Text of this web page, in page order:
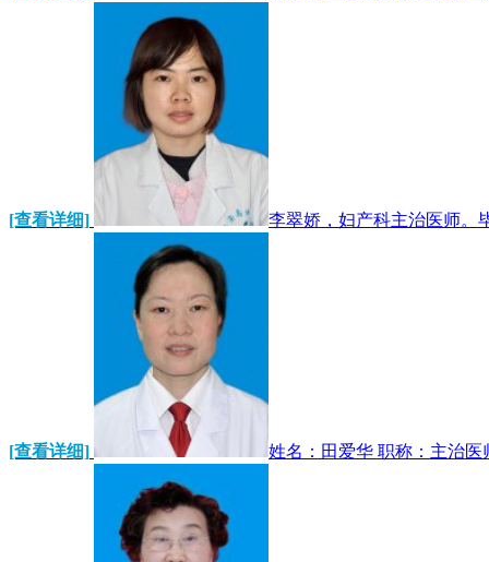
[查看详细] 李翠娇，妇产科主治医师。
[查看详细] 姓名：田爱华 职称：主治